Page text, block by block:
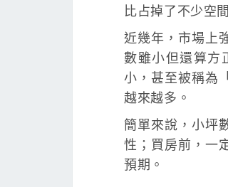
比占掉了不少空
近幾年，市場上
數雖小但還算方
小，甚至被稱為
越來越多。
簡單來說，小坪
性；買房前，一
預期。